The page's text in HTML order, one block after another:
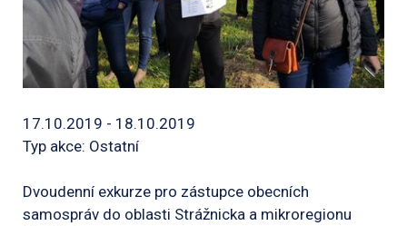
17.10.2019 - 18.10.2019
Typ akce: Ostatní
Dvoudenní exkurze pro zástupce obecních
samospráv do oblasti Strážnicka a mikroregionu